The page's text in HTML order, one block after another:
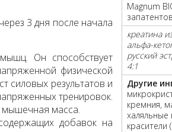
3 дня после начала
Он способствует
физической
силовых результатов и
тренировок.
мышечная масса.
добавок на
Magnum
креатина
альфа-
русский
4:1
Другие
кремния,
красители